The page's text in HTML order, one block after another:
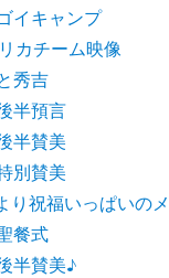
イキャンプ
カチーム映像
秀吉
半預言
半賛美
別賛美
り祝福いっぱいの
餐式
半賛美♪